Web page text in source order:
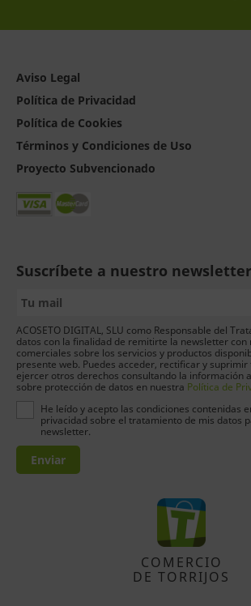
Aviso Legal
Política de Privacidad
Política de Cookies
Términos y Condiciones de Uso
Proyecto Subvencionado
Suscríbete a nuestro newsletter
ACOSETO DIGITAL, SLU como Responsable del
datos con la finalidad de remitirte la newsletter con
comerciales sobre los servicios y productos
presente web. Puedes acceder, rectificar y
ejercer otros derechos consultando la información
sobre protección de datos en nuestra Política de
He leído y acepto las condiciones contenidas
privacidad sobre el tratamiento de mis datos
newsletter.
Enviar
COMERCIO
DE TORRIJOS